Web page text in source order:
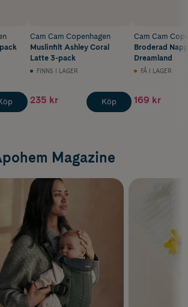
Cam Cam Copenhagen
Muslinfilt Ashley Coral
Latte 3-pack
FINNS I LAGER
235 kr Köp
Cam Cam
Broderad
Dreamland
FÅ I LAGER
169 kr
Magazine